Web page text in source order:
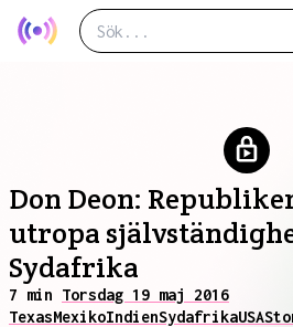
Don Deon:
utropa
Sydafrika
7 min Torsdag 19 maj 2016
TexasMexikoIndienSydafrikaUSA